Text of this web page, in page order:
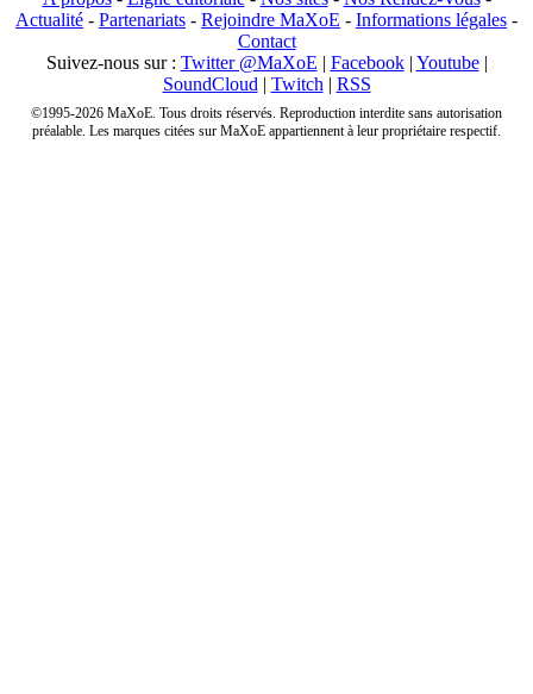
Actualité - Partenariats - Rejoindre MaXoE - Informations légales -
Contact
Suivez-nous sur : Twitter @MaXoE | Facebook| Youtube|
SoundCloud | Twitch | RSS
©1995-2026 MaXoE. Tous droits réservés. Reproduction interdite sans autorisation
préalable. Les marques citées sur MaXoE appartiennent à leur propriétaire respectif.